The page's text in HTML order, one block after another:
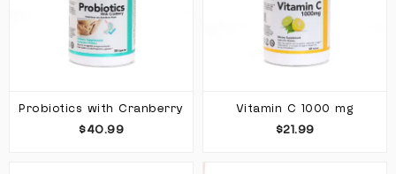
Probiotics with Cranberry
$40.99
Vitamin C 1000 mg
$21.99